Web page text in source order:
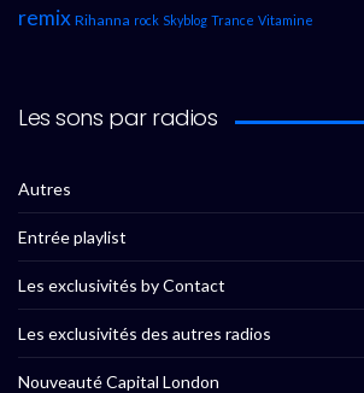
remix Rihanna rock Skyblog Trance Vitamine
Les sons par radios
Autres
Entrée playlist
Les exclusivités by Contact
Les exclusivités des autres radios
Nouveauté Capital London